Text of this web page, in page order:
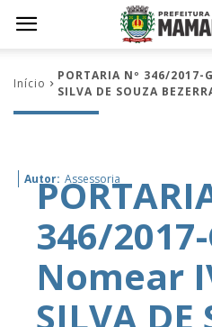
Início
PORTARIA Nº 346/2017-
SILVA DE SOUZA
Autor: Assessoria
346/2017-
Nomear
SILVA DE